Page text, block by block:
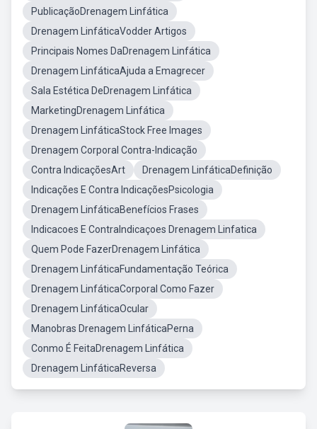
PublicaçãoDrenagem Linfática
Drenagem LinfáticaVodder Artigos
Principais Nomes DaDrenagem Linfática
Drenagem LinfáticaAjuda a Emagrecer
Sala Estética DeDrenagem Linfática
MarketingDrenagem Linfática
Drenagem LinfáticaStock Free Images
Drenagem Corporal Contra-Indicação
Contra IndicaçõesArt
Drenagem LinfáticaDefinição
Indicações E Contra IndicaçõesPsicologia
Drenagem LinfáticaBenefícios Frases
Indicacoes E ContraIndicaçoes Drenagem Linfatica
Quem Pode FazerDrenagem Linfática
Drenagem LinfáticaFundamentação Teórica
Drenagem LinfáticaCorporal Como Fazer
Drenagem LinfáticaOcular
Manobras Drenagem LinfáticaPerna
Conmo É FeitaDrenagem Linfática
Drenagem LinfáticaReversa